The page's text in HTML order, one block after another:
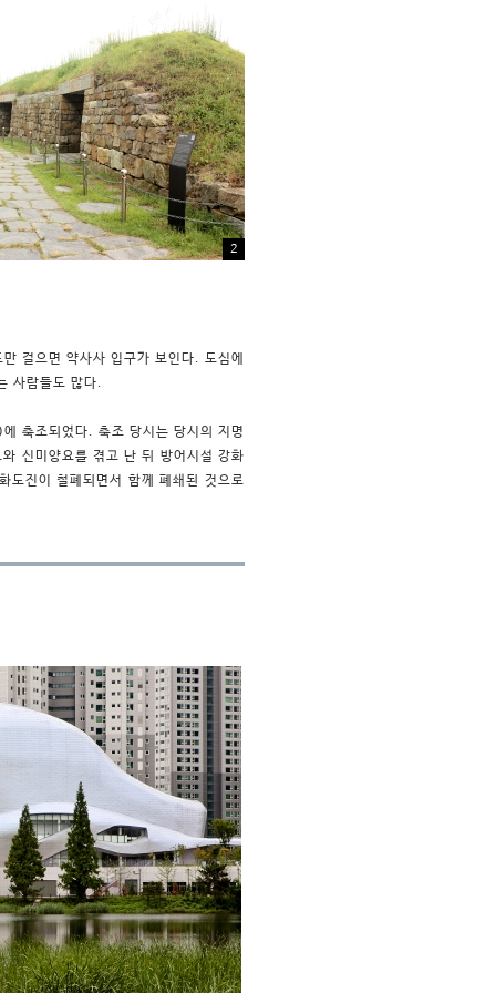
2
걸으면 약사사 입구가 보인다. 도심에
사람들도 많다.
축조되었다. 축조 당시는 당시의 지명
신미양요를 겪고 난 뒤 방어시설 강화
도진이 철폐되면서 함께 폐쇄된 것으로